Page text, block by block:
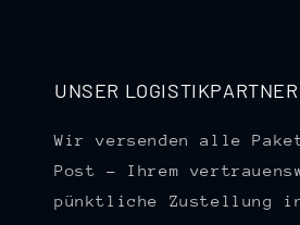
UNSER LOGISTIKPARTNER
Wir versenden alle
Post – Ihrem
pünktliche Zustellung in